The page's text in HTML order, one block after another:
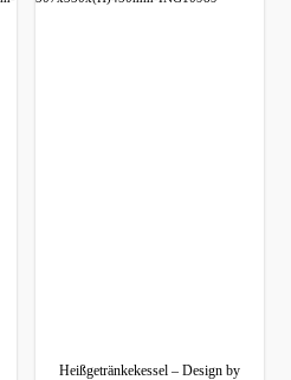
Heißgetränkekessel – Design by